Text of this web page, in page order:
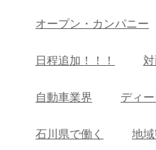
オープン・カンパニー
日程追加！！！
自動車業界 ディ
石川県で働く 地